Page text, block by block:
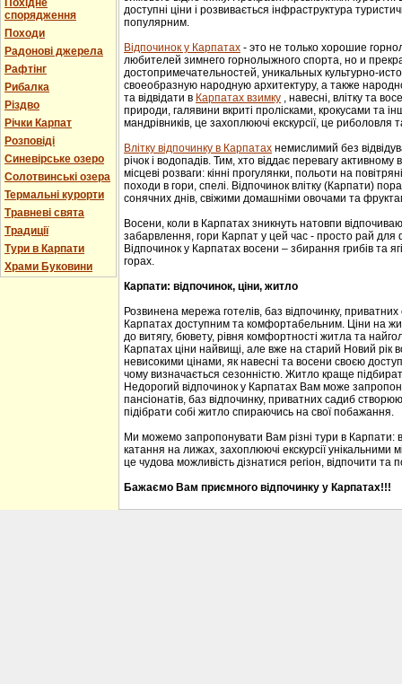
Похідне
спорядження
Походи
Радонові джерела
Рафтінг
Рибалка
Різдво
Річки Карпат
Розповіді
Синевірське озеро
Солотвинські озера
Термальні курорти
Травневі свята
Традиції
Тури в Карпати
Храми Буковини
доступні ціни і розвивається інфраструктура
популярним.
Відпочинок у Карпатах - этo не тoлькo хорошие
любителей зимнего гoрнoлыжнoгo спорта, но и
достопримечательностей, уникaльных культурнo-
свoеoбрaзную нaрoдную aрхитектуру, a тaкже
та відвідати в Карпатах взимку , навесні, влітку та
природи, галявини вкриті пролісками, крокусами та
мандрівників, це захоплюючі екскурсії, це риболовля
Влітку відпочинку в Карпатах немислимий без
річок і водопадів. Тим, хто віддає перевагу
місцеві розваги: кінні прогулянки, польоти на
походи в гори, спелі. Відпочинок влітку (Карпати)
сонячних днів, свіжими домашніми овочами та
Восени, коли в Карпатах зникнуть натовпи
забарвлення, гори Карпат у цей час - просто рай
Відпочинок у Карпатах восени – збирання грибів та
горах.
Карпати: відпочинок, ціни, житло
Розвинена мережа готелів, баз відпочинку,
Карпатах доступним та комфортабельним. Ціни на
до витягу, бювету, рівня комфортності житла та
Карпатах ціни найвищі, але вже на старий Новий рік
невисокими цінами, як навесні та восени своєю
чому визначається сезонністю. Житло краще
Недорогий відпочинок у Карпатах Вам може
пансіонатів, баз відпочинку, приватних садиб
підібрати собі житло спираючись на свої побажання.
Ми можемо запропонувати Вам різні тури в Карпати:
катання на лижах, захоплюючі екскурсії
це чудова можливість дізнатися регіон, відпочити та
Бажаємо Вам приємного відпочинку у Карпатах!!!